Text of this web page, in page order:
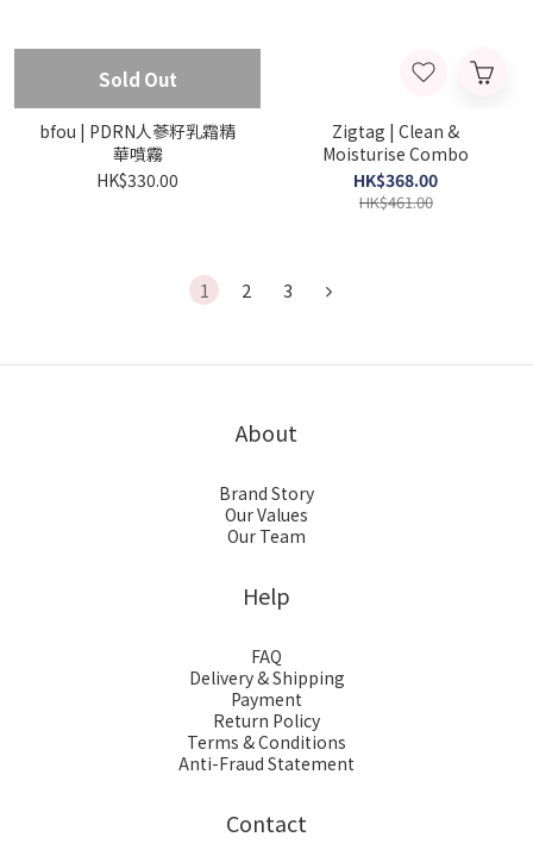
Sold Out
bfou | PDRN人蔘籽乳霜精
華噴霧
HK$330.00
Zigtag | Clean &
Moisturise Combo
HK$368.00
HK$461.00
1 2 3
About
Brand Story
Our Values
Our Team
Help
FAQ
Delivery & Shipping
Payment
Return Policy
Terms & Conditions
Anti-Fraud Statement
Contact